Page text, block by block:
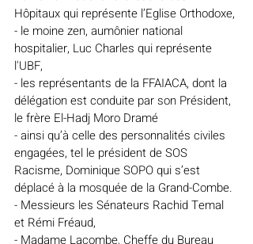
Hôpitaux qui représente l’Eglise Orthodoxe,
- le moine zen, aumônier national
hospitalier, Luc Charles qui représente
l'UBF,
- les représentants de la FFAIACA, dont la
délégation est conduite par son Président,
le frère El-Hadj Moro Dramé
- ainsi qu’à celle des personnalités civiles
engagées, tel le président de SOS
Racisme, Dominique SOPO qui s’est
déplacé à la mosquée de la Grand-Combe.
- Messieurs les Sénateurs Rachid Temal
et Rémi Fréaud,
- Madame Lacombe, Cheffe du Bureau